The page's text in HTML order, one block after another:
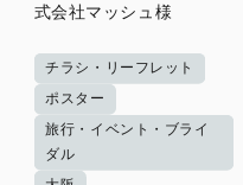
式会社マッシュ様
チラシ・リーフレット
ポスター
旅行・イベント・ブライ
ダル